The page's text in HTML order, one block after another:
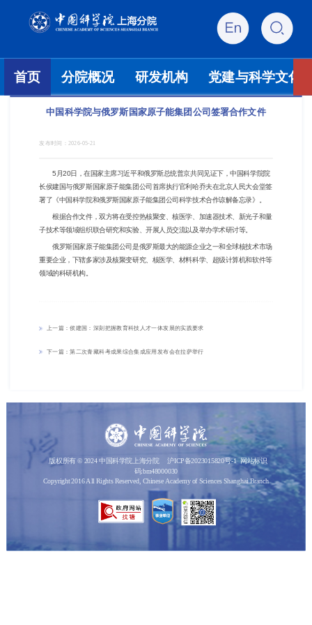
首页 分院概况 研发机构 党建与科学文化
中国科学院与俄罗斯国家原子能集团公司签署合作文件
发布时间： 2026-05-21
5月20日，在国家主席习近平和俄罗斯总统普京共同见证下，中国科学院院
长侯建国与俄罗斯国家原子能集团公司首席执行官利哈乔夫在北京人民大会堂签
署了《中国科学院和俄罗斯国家原子能集团公司科学技术合作谅解备忘录》。
根据合作文件，双方将在受控热核聚变、核医学、加速器技术、新光子和量
子技术等领域组织联合研究和实验、开展人员交流以及举办学术研讨等。
俄罗斯国家原子能集团公司是俄罗斯最大的能源企业之一和全球核技术市场
重要企业，下辖多家涉及核聚变研究、核医学、材料科学、超级计算机和软件等
领域的科研机构。
上一篇：侯建国：深刻把握教育科技人才一体发展的实践要求
下一篇：第二次青藏科考成果综合集成应用发布会在拉萨举行
版权所有 © 2024 中国科学院上海分院 沪ICP备2023015820号-1
网站标识
码:bm48000030
Copyright 2016 All Rights Reserved, Chinese Academy of Sciences Shanghai Branch